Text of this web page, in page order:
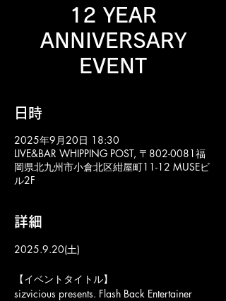
12 YEAR
ANNIVERSARY
EVENT
日時
2025年9月20日 18:30
LIVE&BAR WHIPPING POST, 〒802-0081福
岡県北九州市小倉北区紺屋町11-12 MUSEビ
ル2F
詳細
2025.9.20(土)
【イベントタイトル】
sizvicious presents. Flash Back Entertainer